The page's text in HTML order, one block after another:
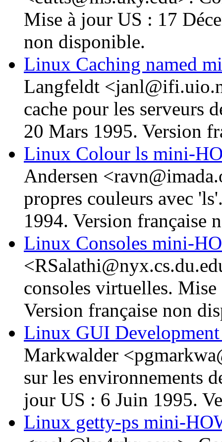
Mise à jour US : 17
non disponible.
Linux Caching named
Langfeldt
cache pour les serveurs
20 Mars 1995. Version
Linux Colour ls mini-
Andersen
propres couleurs avec
1994. Version française
Linux Consoles mini-
consoles virtuelles.
Version française non
Linux GUI
Markwalder
sur les environnements
jour US : 6 Juin 1995.
Linux getty-ps mini-